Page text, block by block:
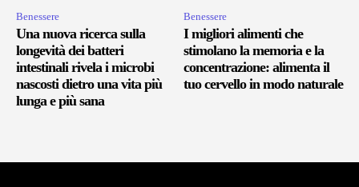
Benessere
Una nuova ricerca sulla
longevità dei batteri
intestinali rivela i microbi
nascosti dietro una vita più
lunga e più sana
Benessere
I migliori alimenti che
stimolano la memoria e la
concentrazione: alimenta il
tuo cervello in modo naturale